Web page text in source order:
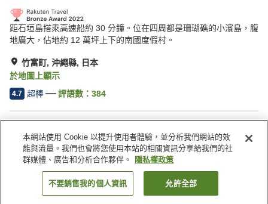
距石垣島搭乘高速船約 30 分鐘。位在四周都是珊瑚礁的小濱島，腹
地廣大，佔地約 12 萬坪上下的南國度假村。
竹富町, 沖繩縣, 日本
於地圖上顯示
4.7 超棒 評語數： 384
公共浴室
餐廳
休息室
酒吧
日本 沖繩縣 竹富町 小濱島南十字星度假村
找客房
本網站使用 Cookie 以提升使用者體驗，並分析我們網站的效
能與流量。我們也會將您使用本站的相關資訊分享給我們的社
群媒體、廣告和分析合作夥伴。
隱私權政策
不要銷售我的個人資訊 允許全部